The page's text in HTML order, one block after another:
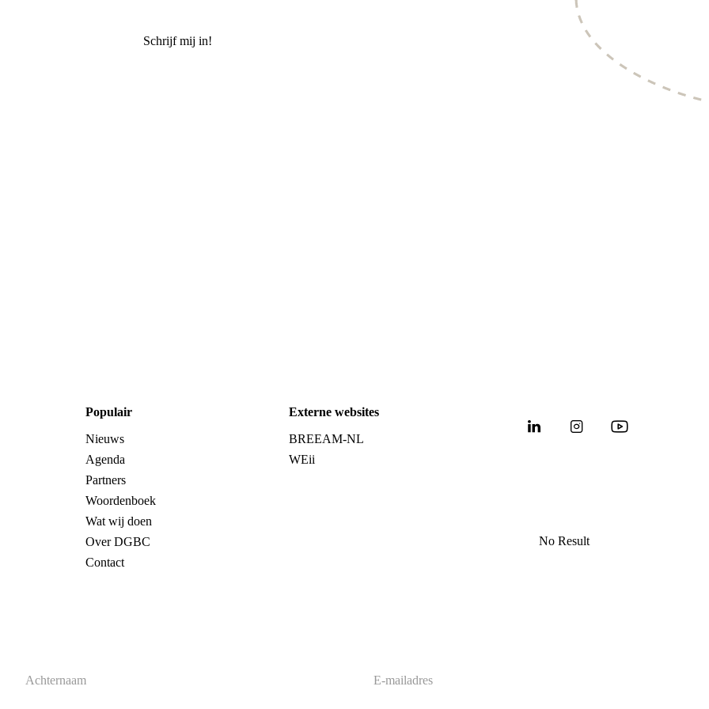
Schrijf mij in!
Populair
Nieuws
Agenda
Partners
Woordenboek
Wat wij doen
Over DGBC
Contact
Externe websites
BREEAM-NL
WEii
No Result
mailadres